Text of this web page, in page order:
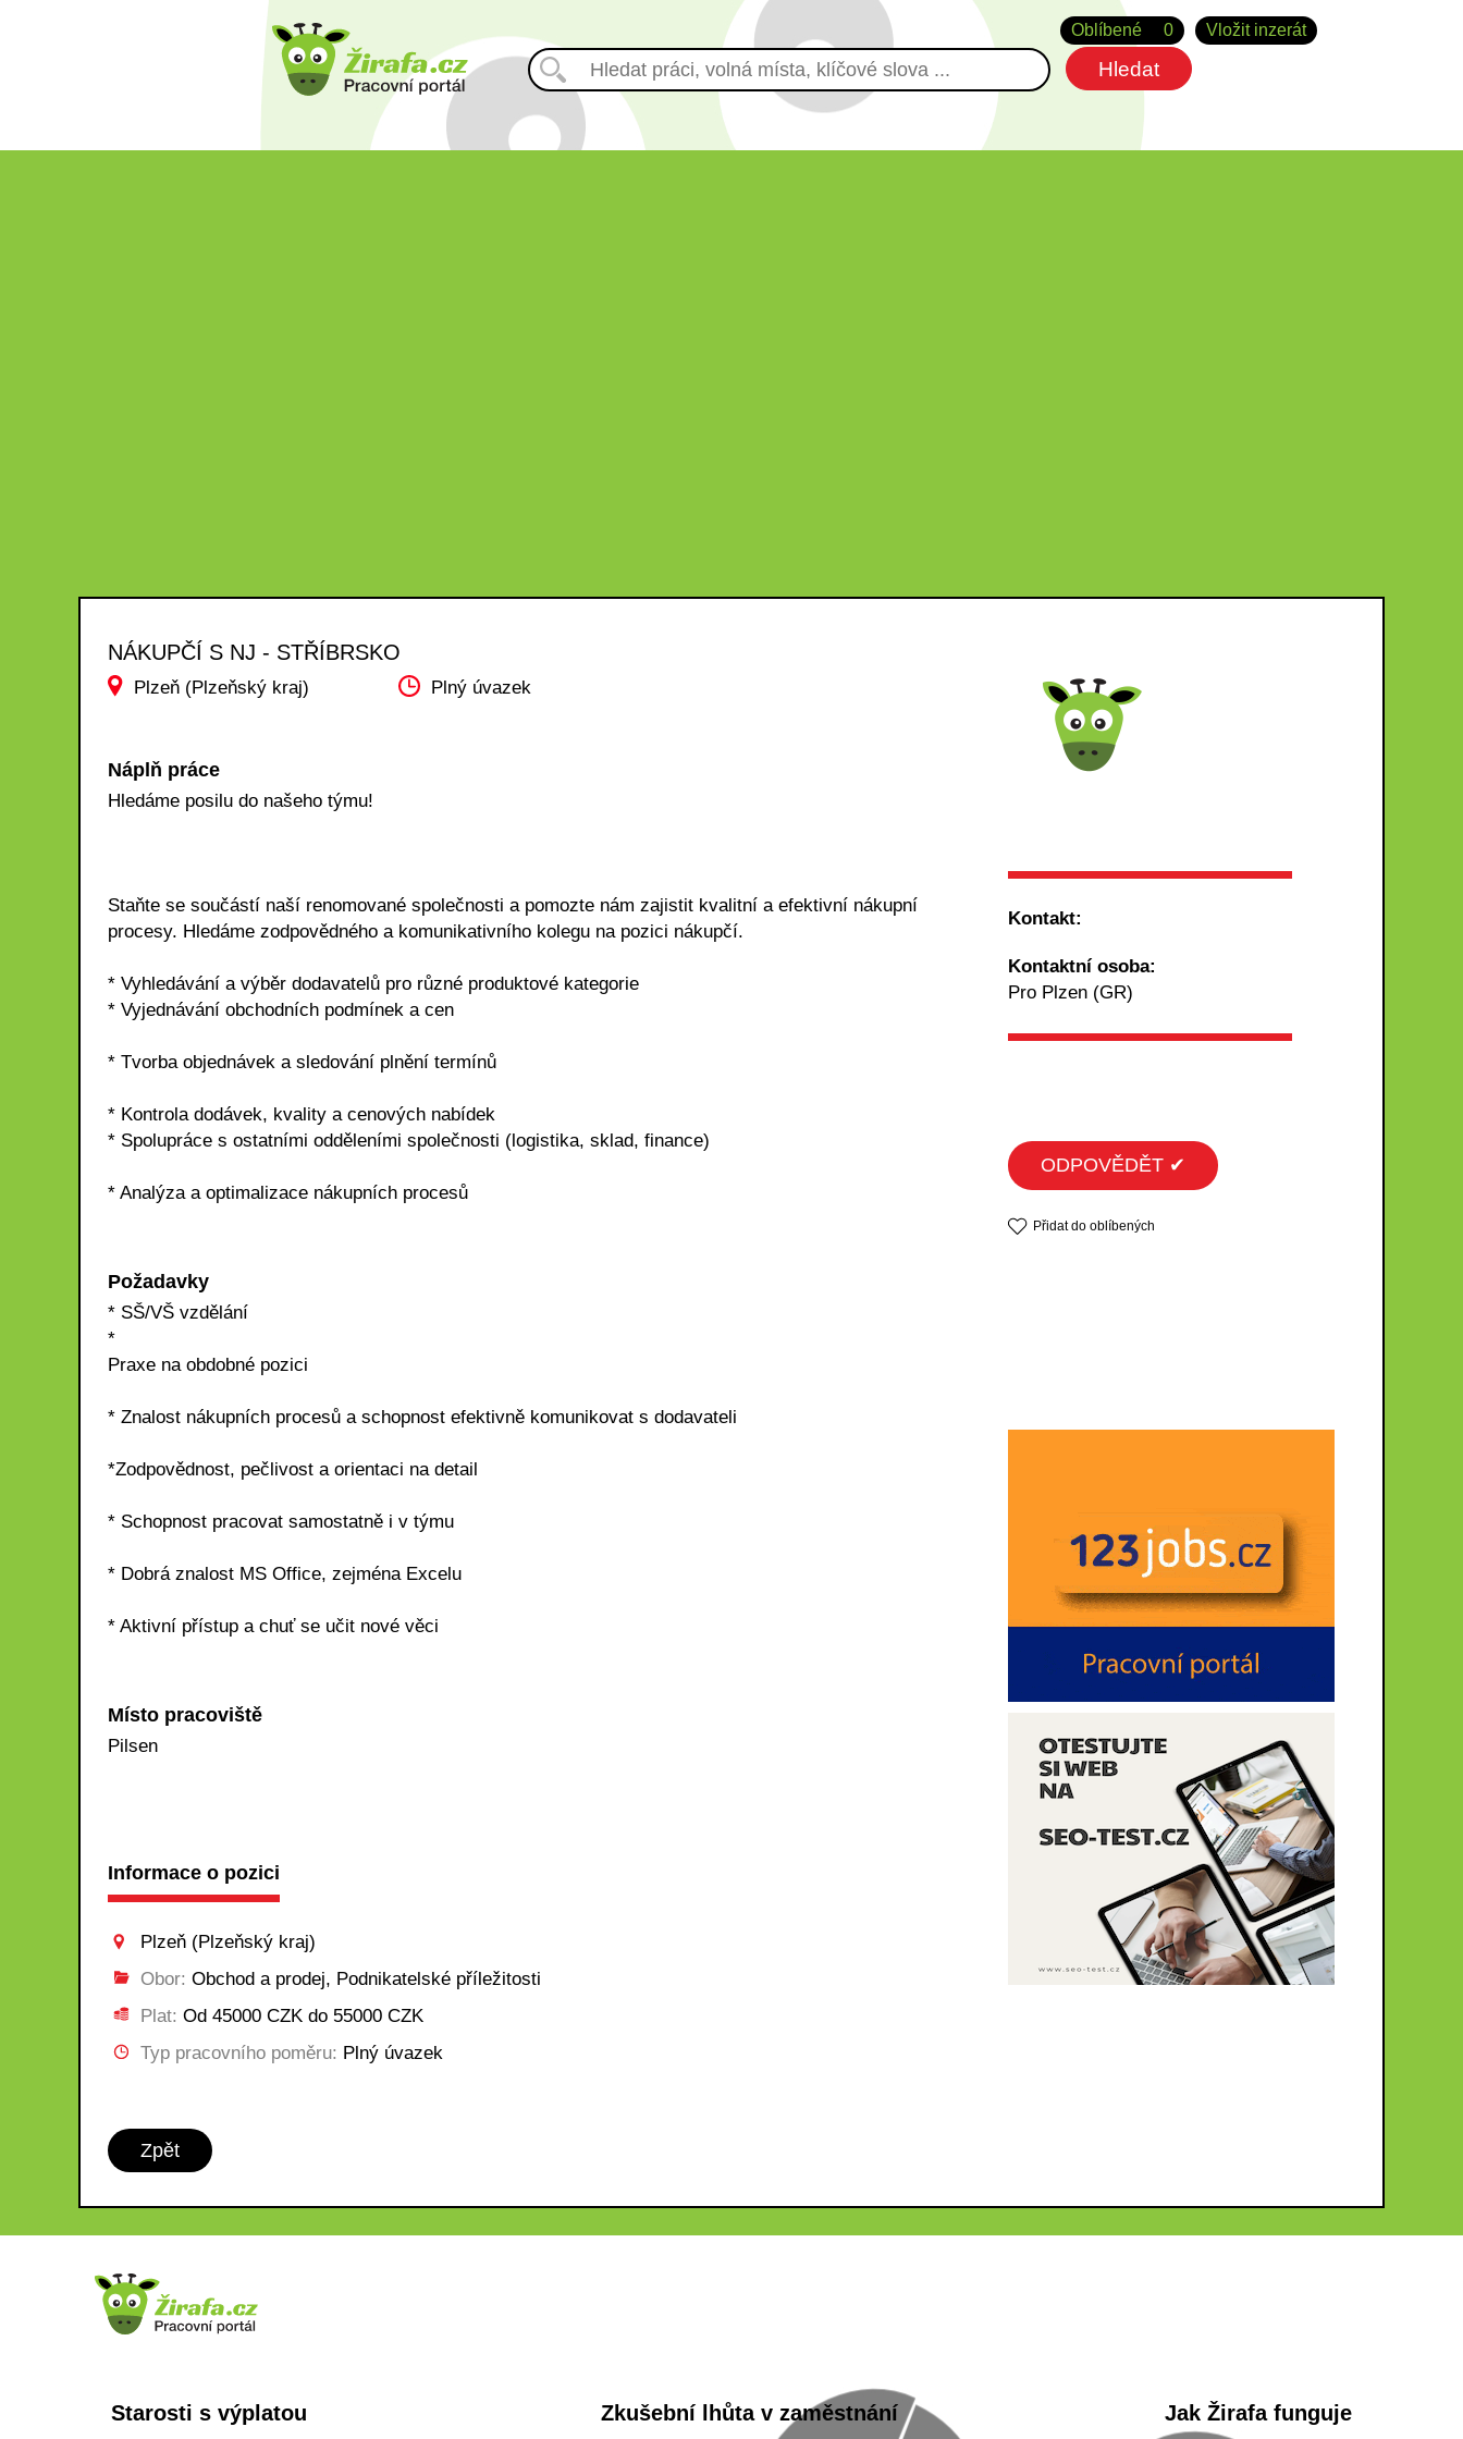
Vložit inzerát
Oblíbené 0
NÁKUPČÍ S NJ - STŘÍBRSKO
Plzeň (Plzeňský kraj) Plný úvazek
Náplň práce
Hledáme posilu do našeho týmu!
Staňte se součástí naší renomované společnosti a pomozte nám zajistit kvalitní a efektivní nákupní
procesy. Hledáme zodpovědného a komunikativního kolegu na pozici nákupčí.
* Vyhledávání a výběr dodavatelů pro různé produktové kategorie
* Vyjednávání obchodních podmínek a cen
* Tvorba objednávek a sledování plnění termínů
* Kontrola dodávek, kvality a cenových nabídek
* Spolupráce s ostatními odděleními společnosti (logistika, sklad, finance)
* Analýza a optimalizace nákupních procesů
Požadavky
* SŠ/VŠ vzdělání
*
Praxe na obdobné pozici
* Znalost nákupních procesů a schopnost efektivně komunikovat s dodavateli
*Zodpovědnost, pečlivost a orientaci na detail
* Schopnost pracovat samostatně i v týmu
* Dobrá znalost MS Office, zejména Excelu
* Aktivní přístup a chuť se učit nové věci
Místo pracoviště
Pilsen
Informace o pozici
Plzeň (Plzeňský kraj)
Obor: Obchod a prodej, Podnikatelské příležitosti
Plat: Od 45000 CZK do 55000 CZK
Typ pracovního poměru: Plný úvazek
Zpět
Kontakt:
Kontaktní osoba:
Pro Plzen (GR)
ODPOVĚDĚT ✔
Přidat do oblíbených
Starosti s výplatou
Zkušební lhůta v zaměstnání
Jak Žirafa funguje